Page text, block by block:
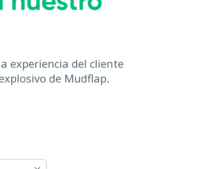
experiencia del cliente
de Mudflap.